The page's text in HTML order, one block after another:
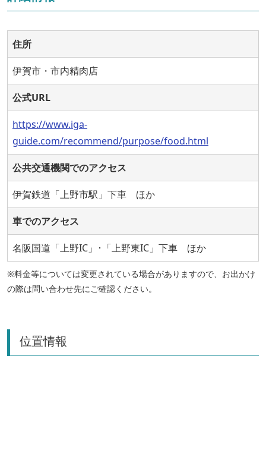
住所
伊賀市・市内精肉店
公式URL
https://www.iga-
guide.com/recommend/purpose/food.html
公共交通機関でのアクセス
伊賀鉄道「上野市駅」下車 ほか
車でのアクセス
名阪国道「上野IC」･「上野東IC」下車 ほか
※料金等については変更されている場合がありますので、お出かけ
の際は問い合わせ先にご確認ください。
位置情報